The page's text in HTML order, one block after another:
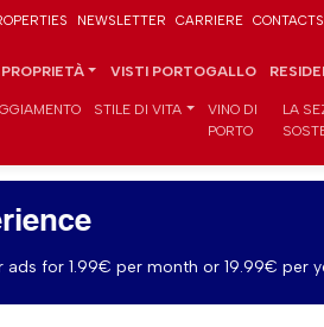
NEWSLETTER CARRIERE CONTACTS
PROPRIETÀ VISTI PORTOGALLO
STILE DI VITA
VINO DI
PORTO
LA
ads for 1.99€ per month or 19.99€ per